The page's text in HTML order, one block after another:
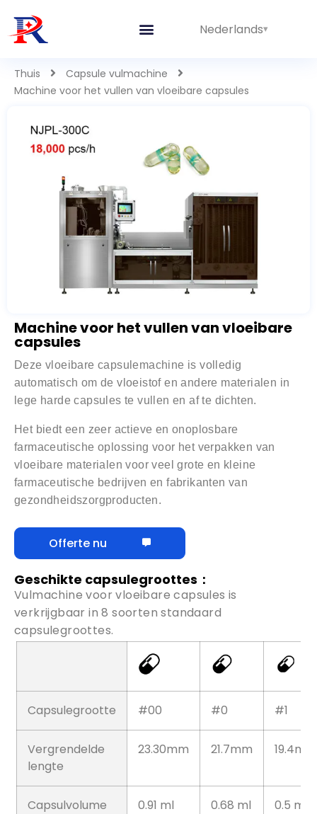
Nederlands
Thuis
Capsule vulmachine
Machine voor het vullen van vloeibare capsules
Machine voor het vullen van vloeibare
capsules
Deze vloeibare capsulemachine is volledig
automatisch om de vloeistof en andere materialen in
lege harde capsules te vullen en af ​​te dichten.
Het biedt een zeer actieve en onoplosbare
farmaceutische oplossing voor het verpakken van
vloeibare materialen voor veel grote en kleine
farmaceutische bedrijven en fabrikanten van
gezondheidszorgproducten.
Offerte nu
Geschikte capsulegroottes：
Vulmachine voor vloeibare capsules is
verkrijgbaar in 8 soorten standaard
capsulegroottes.
Capsulegrootte #00 #0 #1
Vergrendelde
lengte
23.30mm 21.7mm 19.4mm
Capsulvolume 0.91 ml 0.68 ml 0.5 ml